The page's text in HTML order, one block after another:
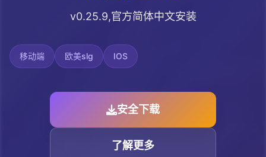
v0.25.9,官方简体中文安装
移动端 欧美slg IOS
安全下载
了解更多